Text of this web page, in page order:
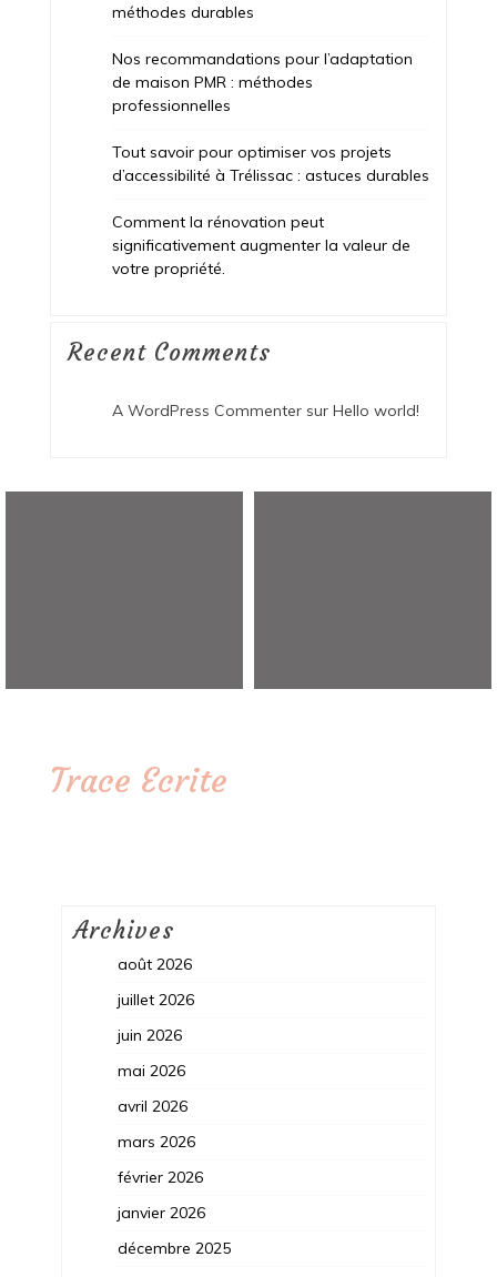
méthodes durables
Nos recommandations pour l’adaptation
de maison PMR : méthodes
professionnelles
Tout savoir pour optimiser vos projets
d’accessibilité à Trélissac : astuces durables
Comment la rénovation peut
significativement augmenter la valeur de
votre propriété.
Recent Comments
A WordPress Commentersur Hello world!
Trace Ecrite
Archives
août 2026
juillet 2026
juin 2026
mai 2026
avril 2026
mars 2026
février 2026
janvier 2026
décembre 2025